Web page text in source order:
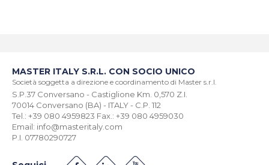
MASTER ITALY S.R.L. CON SOCIO UNICO
Società soggetta a direzione e coordinamento di Master s.r.l.
S.P.37 Conversano - Castiglione Km. 0,570 Z.I.
70014 Conversano (BA) - ITALY - C.P. 112
Tel.: +39 080 4959823 Fax.: +39 080 4959030
Email: info@masteritaly.com
P.I. 07780290727